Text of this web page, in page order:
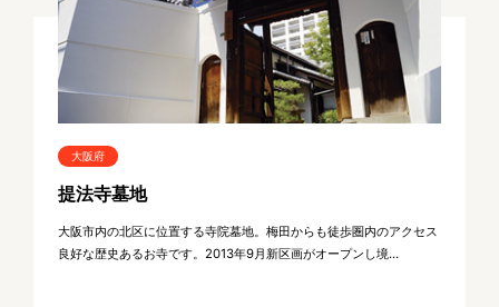
大阪府
提法寺墓地
大阪市内の北区に位置する寺院墓地。梅田からも徒歩圏内のアクセス
良好な歴史あるお寺です。2013年9月新区画がオープンし境...